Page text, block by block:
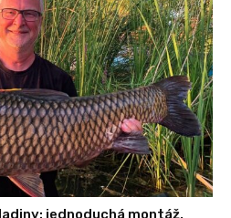
jednoduchá montáž,